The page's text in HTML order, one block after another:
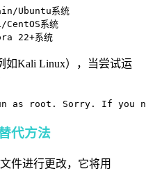
Ubuntu系统
系统
22+系统
如Kali Linux），当尝试运
as root. Sorry. If you
代方法
件进行更改，它将用